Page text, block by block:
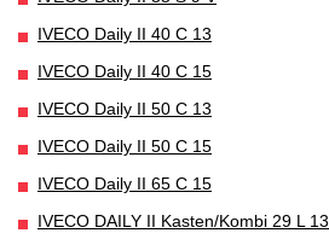
IVECO Daily II 40 C 13
IVECO Daily II 40 C 15
IVECO Daily II 50 C 13
IVECO Daily II 50 C 15
IVECO Daily II 65 C 15
IVECO DAILY II Kasten/Kombi 29 L 13